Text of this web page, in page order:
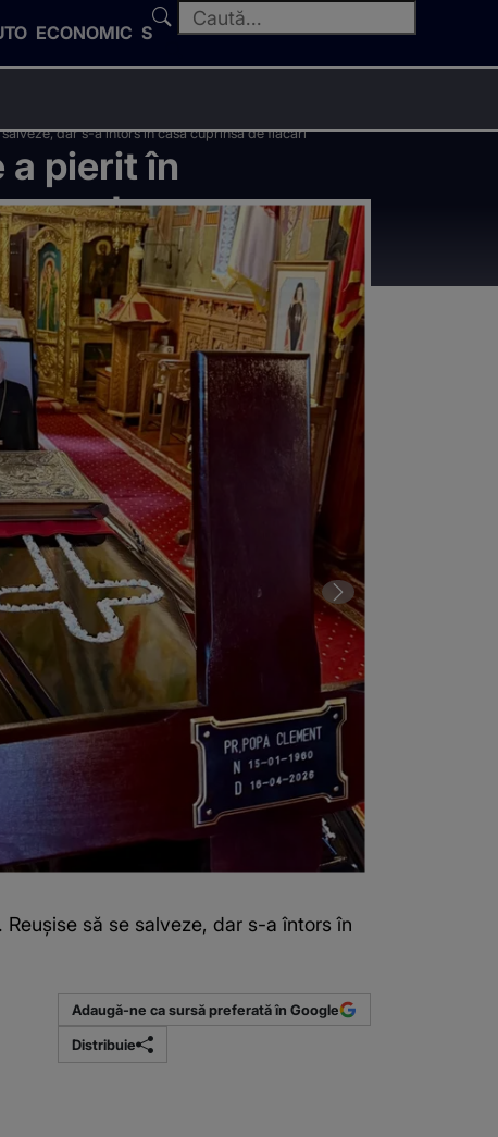
ECONOMIC SPORT
dar s-a întors în casa cuprinsă de flăcări
a pierit în
dar s-
să se salveze, dar s-a întors în
Adaugă-ne ca sursă preferată în Google
Distribuie